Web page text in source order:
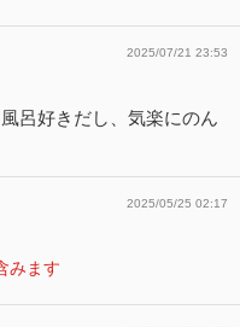
2025/07/21 23:53
呂好きだし、気楽にのん
2025/05/25 02:17
みます